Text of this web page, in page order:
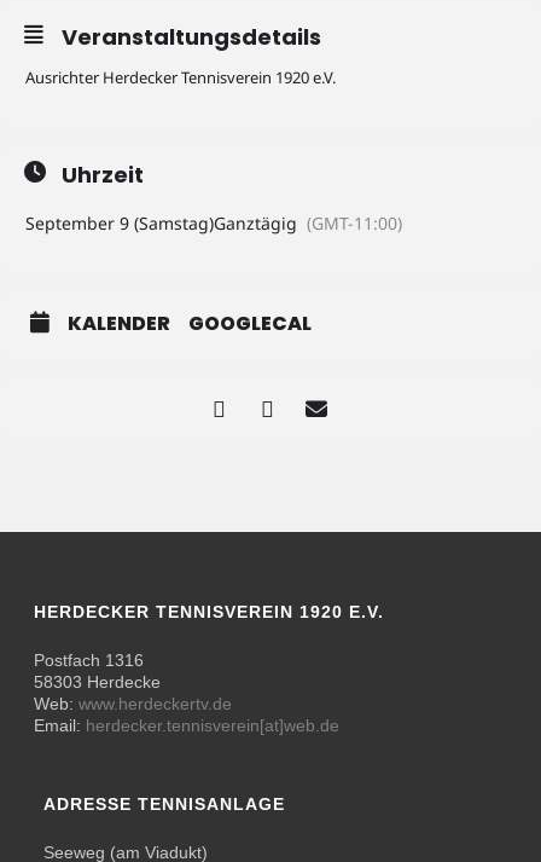
Veranstaltungsdetails
Ausrichter Herdecker Tennisverein 1920 e.V.
Uhrzeit
September 9 (Samstag)Ganztägig (GMT-11:00)
KALENDER GOOGLECAL
HERDECKER TENNISVEREIN 1920 E.V.
Postfach 1316
58303 Herdecke
Web:www.herdeckertv.de
Email: herdecker.tennisverein[at]web.de
ADRESSE TENNISANLAGE
Seeweg (am Viadukt)